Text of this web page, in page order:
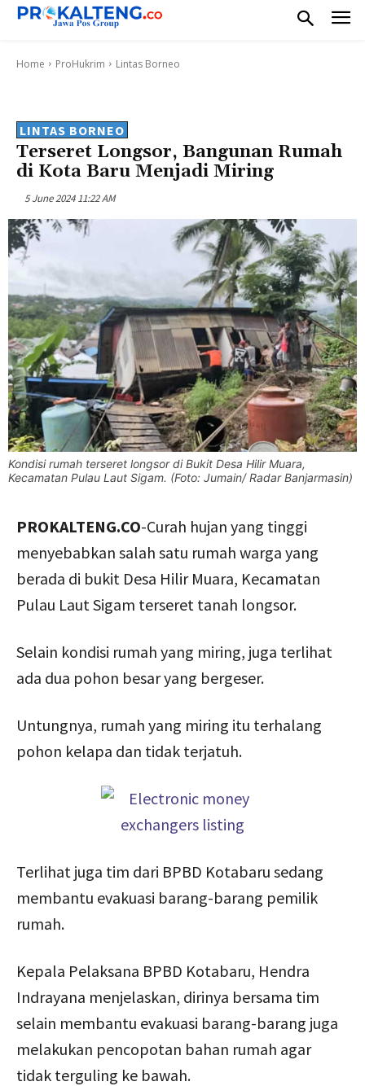
Home ProHukrim Lintas Borneo
LINTAS BORNEO
Terseret Longsor, Bangunan Rumah
di Kota Baru Menjadi Miring
5 June 2024 11:22 AM
Kondisi rumah terseret longsor di Bukit Desa Hilir Muara,
Kecamatan Pulau Laut Sigam. (Foto: Jumain/ Radar Banjarmasin)
PROKALTENG.CO-Curah hujan yang tinggi
menyebabkan salah satu rumah warga yang
berada di bukit Desa Hilir Muara, Kecamatan
Pulau Laut Sigam terseret tanah longsor.
Selain kondisi rumah yang miring, juga terlihat
ada dua pohon besar yang bergeser.
Untungnya, rumah yang miring itu terhalang
pohon kelapa dan tidak terjatuh.
Terlihat juga tim dari BPBD Kotabaru sedang
membantu evakuasi barang-barang pemilik
rumah.
Kepala Pelaksana BPBD Kotabaru, Hendra
Indrayana menjelaskan, dirinya bersama tim
selain membantu evakuasi barang-barang juga
melakukan pencopotan bahan rumah agar
tidak terguling ke bawah.